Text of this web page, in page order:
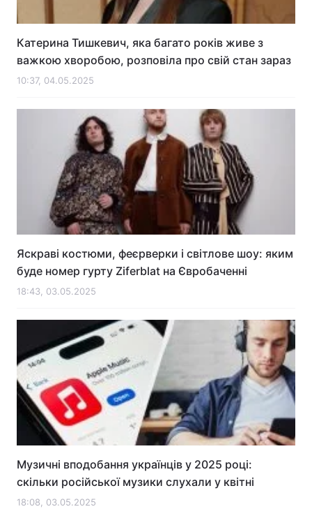
Катерина Тишкевич, яка багато років живе з
важкою хворобою, розповіла про свій стан зараз
10:37, 04.05.2025
Яскраві костюми, феєрверки і світлове шоу: яким
буде номер гурту Ziferblat на Євробаченні
18:43, 03.05.2025
Музичні вподобання українців у 2025 році:
скільки російської музики слухали у квітні
18:08, 03.05.2025